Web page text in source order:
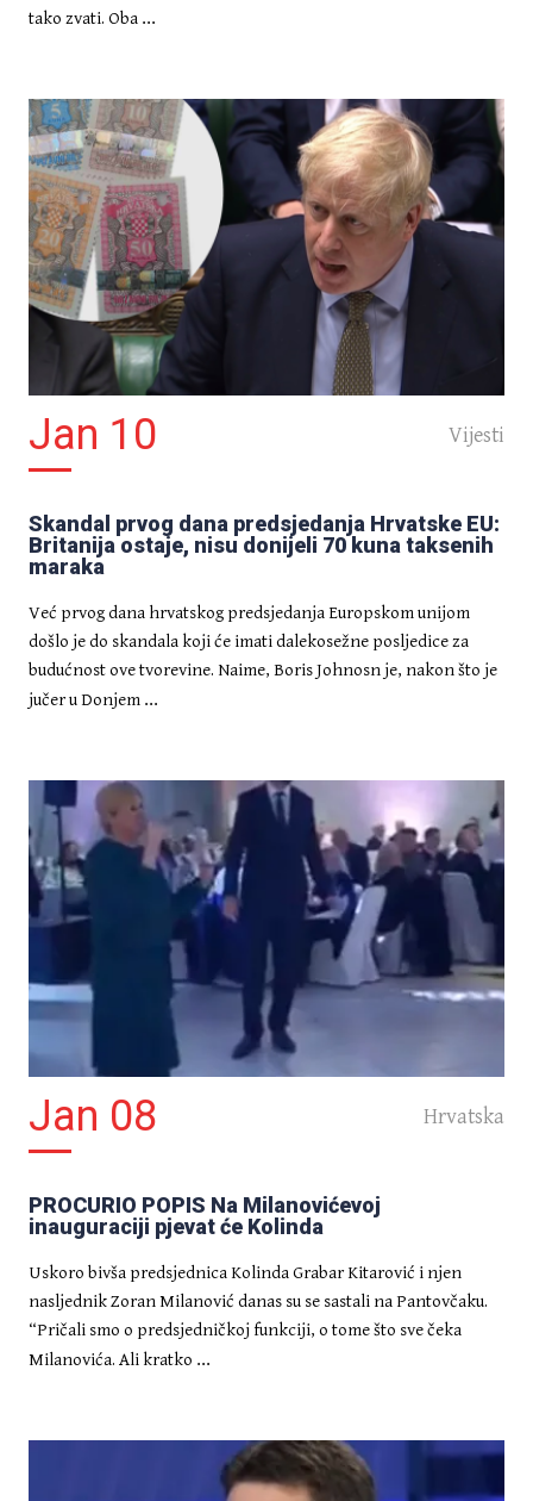
INTRIGE
Splićanka zaboravila ponijeti
sunčane naočale na kavu pa je
nitko nije prepoznao
Mlada majka pod nadzorom
socijalne službe jer nije stavljala
slike djeteta na Facebook
HRVATSKA
Započela rekonstrukcija skela
na Zagrebačkoj katedrali
tako zvati. Oba ...
Jan 10 Vijesti
Skandal prvog dana predsjedanja Hrvatske EU:
Britanija ostaje, nisu donijeli 70 kuna taksenih
maraka
Već prvog dana hrvatskog predsjedanja Europskom unijom
došlo je do skandala koji će imati dalekosežne posljedice za
budućnost ove tvorevine. Naime, Boris Johnosn je, nakon što je
jučer u Donjem ...
Jan 08 Hrvatska
PROCURIO POPIS Na Milanovićevoj
inauguraciji pjevat će Kolinda
Uskoro bivša predsjednica Kolinda Grabar Kitarović i njen
nasljednik Zoran Milanović danas su se sastali na Pantovčaku.
“Pričali smo o predsjedničkoj funkciji, o tome što sve čeka
Milanovića. Ali kratko ...